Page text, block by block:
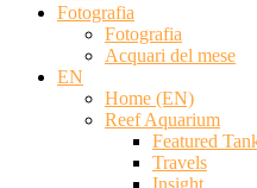
Fotografia
Fotografia
Acquari del mese
EN
Home (EN)
Reef Aquarium
Featured
Travels
Insight